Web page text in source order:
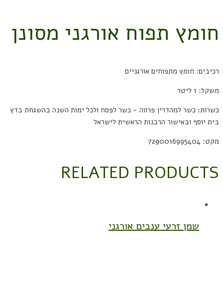
חומץ תפוח אורגני מסונן
רכיבים: חומץ מתפוחים אורגניים
משקל: 1 ליטר
כשרות: כשר למהדרין פרווה - כשר לפסח ולכל ימות השנה בהשגחת בדץ
בית יוסף ובאישור הרבנות הראשית לישראל
מקט: 7290016995404
RELATED PRODUCTS
שמן זרעי ענבים אורגני